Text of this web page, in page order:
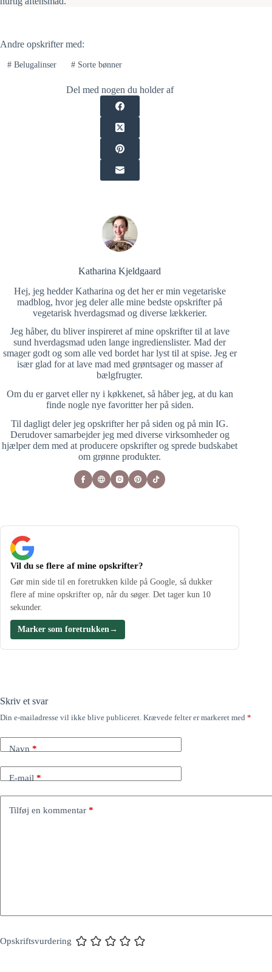
Andre opskrifter med:
#Belugalinser #Sorte bønner
Del med nogen du holder af
Katharina Kjeldgaard
Hej, jeg hedder Katharina og det her er min vegetariske
madblog, hvor jeg deler alle mine bedste opskrifter på
vegetarisk hverdagsmad og diverse lækkerier.
Jeg håber, du bliver inspireret af mine opskrifter til at lave
sund hverdagsmad uden lange ingredienslister. Mad der
smager godt og som alle ved bordet har lyst til at spise. Jeg er
især glad for at lave mad med grøntsager og masser af
bælgfrugter.
Om du er garvet eller ny i køkkenet, så håber jeg, at du kan
finde nogle nye favoritter her på siden.
Til dagligt deler jeg opskrifter her på siden og på min IG.
Derudover samarbejder jeg med diverse virksomheder og
hjælper dem med at producere opskrifter og sprede budskabet
om grønne produkter.
Vil du se flere af mine opskrifter?
Gør min side til en foretrukken kilde på Google, så dukker
flere af mine opskrifter op, når du søger. Det tager kun 10
sekunder.
Marker som foretrukken →
Skriv et svar
Din e-mailadresse vil ikke blive publiceret. Krævede felter er markeret med *
Navn*
E-mail*
Tilføj en kommentar *
Opskriftsvurdering